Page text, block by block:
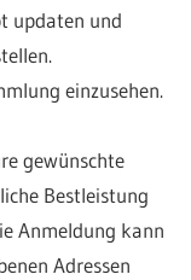
updaten und
einzusehen.
gewünschte
Bestleistung
Anmeldung kann
Adressen